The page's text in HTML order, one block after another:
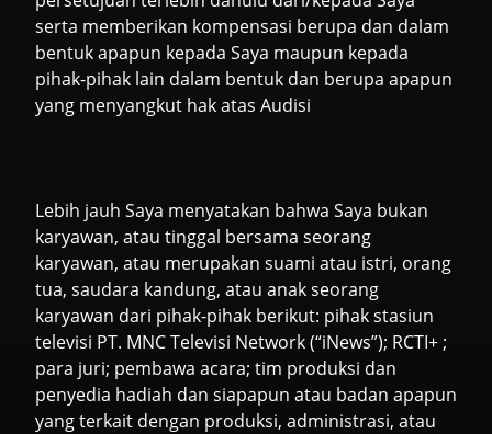
serta memberikan kompensasi berupa dan dalam
bentuk apapun kepada Saya maupun kepada
pihak-pihak lain dalam bentuk dan berupa apapun
yang menyangkut hak atas Audisi
Lebih jauh Saya menyatakan bahwa Saya bukan
karyawan, atau tinggal bersama seorang
karyawan, atau merupakan suami atau istri, orang
tua, saudara kandung, atau anak seorang
karyawan dari pihak-pihak berikut: pihak stasiun
televisi PT. MNC Televisi Network (“iNews”); RCTI+ ;
para juri; pembawa acara; tim produksi dan
penyedia hadiah dan siapapun atau badan apapun
yang terkait dengan produksi, administrasi, atau